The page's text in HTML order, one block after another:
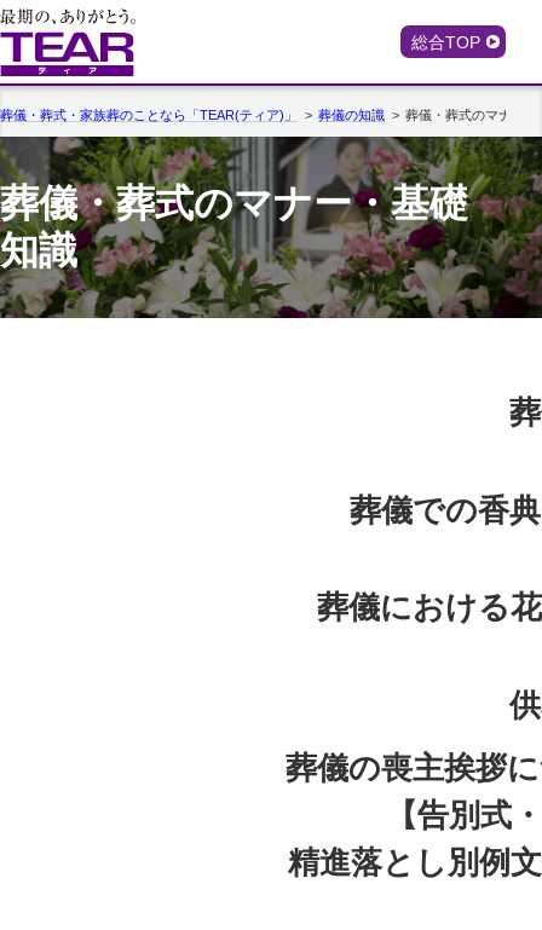
総合TOP
葬儀・葬式・家族葬のことなら「TEAR(ティア)」 葬儀の知識 葬儀・葬式のマナー・
葬儀・葬式のマナー・基礎
知識
葬儀での香
葬儀における
葬儀の喪主挨拶
【告別式
精進落とし別例